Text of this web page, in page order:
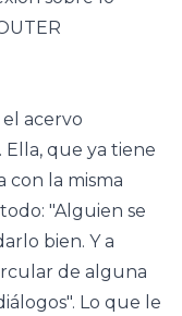
acervo
que ya tiene
con la misma
"Alguien se
bien. Y a
de alguna
Lo que le